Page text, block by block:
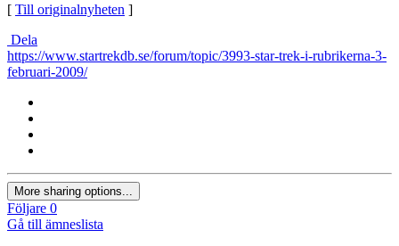
[ Till originalnyheten ]
Dela
https://www.startrekdb.se/forum/topic/3993-star-trek-i-rubrikerna-3-
februari-2009/
More sharing options...
Följare 0
Gå till ämneslista